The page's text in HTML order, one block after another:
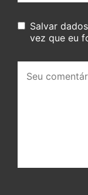
Salvar
vez que eu
comentário: